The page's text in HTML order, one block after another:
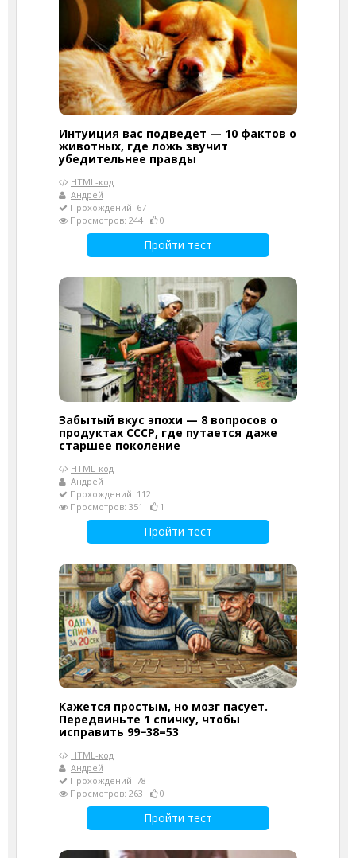
Интуиция вас подведет — 10 фактов о
животных, где ложь звучит
убедительнее правды
HTML-код
Андрей
Прохождений: 67
Просмотров: 244
0
Пройти тест
Забытый вкус эпохи — 8 вопросов о
продуктах СССР, где путается даже
старшее поколение
HTML-код
Андрей
Прохождений: 112
Просмотров: 351
1
Пройти тест
Кажется простым, но мозг пасует.
Передвиньте 1 спичку, чтобы
исправить 99−38=53
HTML-код
Андрей
Прохождений: 78
Просмотров: 263
0
Пройти тест